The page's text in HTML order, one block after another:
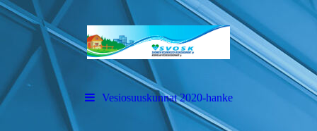
Vesiosuuskunnat 2020-hanke